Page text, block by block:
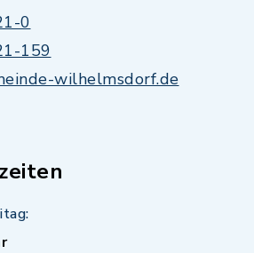
0
159
wilhelmsdorf.de